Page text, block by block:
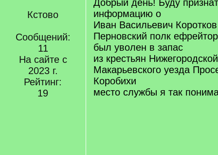
Кстово
Сообщений:
11
На сайте с
2023 г.
Рейтинг:
19
Добрый день! Буду
информацию о
Иван Васильевич
Перновский полк
был уволен в запас
из крестьян
Макарьевского уезда
Коробихи
место службы я так